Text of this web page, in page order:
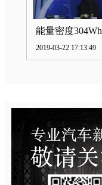
2019-03-22 17:13:49